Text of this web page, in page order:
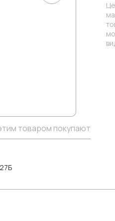
товаром покупают